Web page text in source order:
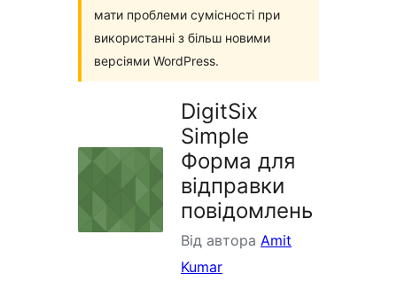
мати проблеми сумісності при
використанні з більш новими
версіями WordPress.
DigitSix
Simple
Форма для
відправки
повідомлень
Від автора Amit
Kumar